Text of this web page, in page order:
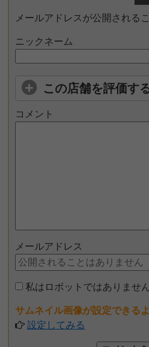
メールアドレスが公開される
ニックネーム
この店舗を評価す
コメント
メールアドレス
私はロボットではありませ
サムネイル画像が設定できる
設定してみる